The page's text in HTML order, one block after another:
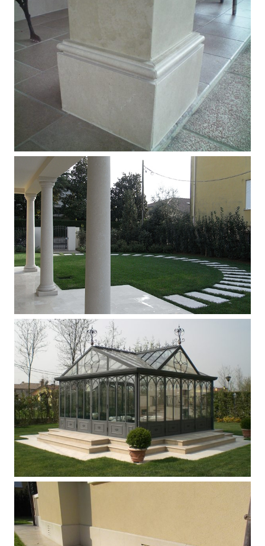
Pavimento esterno in porfido del
Basamento colonna in marmo Malaga
levigato
Pavimento esterno in marmo
Travertino Navona
Pavimento e scala esterna